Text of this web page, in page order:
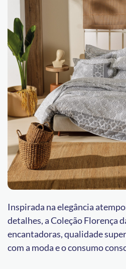
Inspirada na elegância
detalhes, a Coleção Florença
encantadoras, qualidade
com a moda e o consumo